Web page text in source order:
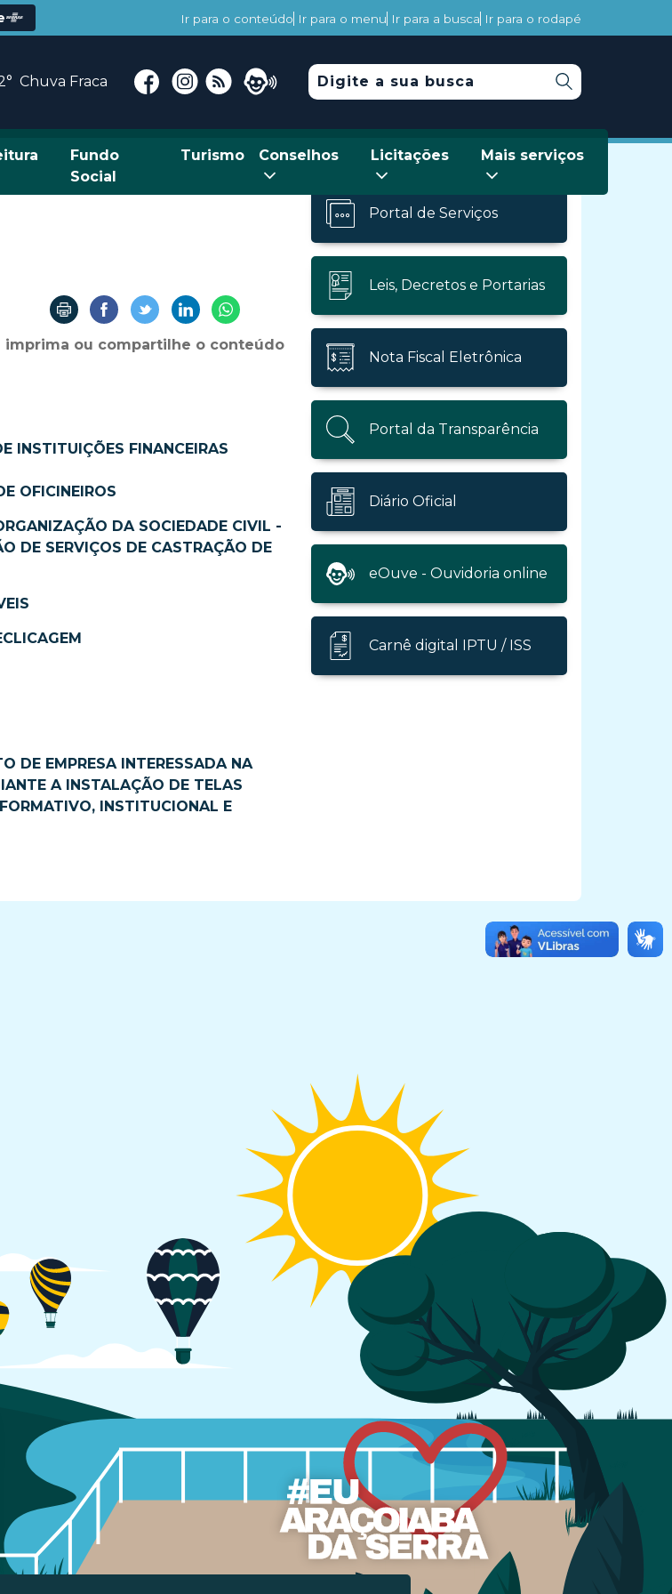
Ir para o conteúdo Ir para o menu Ir para a busca Ir para o rodapé
Chuva Fraca
Fundo
Social
Turismo Conselhos Licitações Mais serviços
imprima ou compartilhe o conteúdo
INSTITUIÇÕES FINANCEIRAS
OFICINEIROS
DA SOCIEDADE CIVIL -
DE SERVIÇOS DE CASTRAÇÃO DE
DE EMPRESA INTERESSADA NA
A INSTALAÇÃO DE TELAS
INSTITUCIONAL E
Portal de Serviços
Leis, Decretos e Portarias
Nota Fiscal Eletrônica
Portal da Transparência
Diário Oficial
eOuve - Ouvidoria online
Carnê digital IPTU / ISS